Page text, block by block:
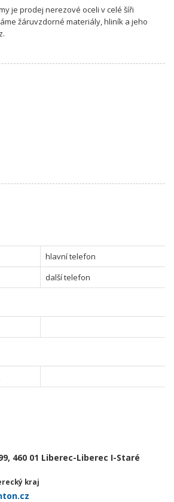
je prodej nerezové oceli v celé šíři
žáruvzdorné materiály, hliník a jeho
hlavní telefon
další telefon
460 01 Liberec-Liberec I-Staré
kraj